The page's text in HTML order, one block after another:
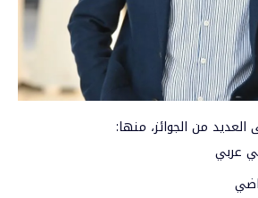
من الجوائز، منها:
عربي